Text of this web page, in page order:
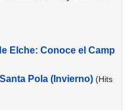
Elche: Conoce el Camp
Pola (Invierno) (Hits